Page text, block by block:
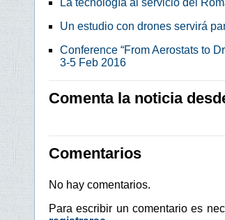
La tecnología al servicio del
Un estudio con drones servirá
Conference “From Aerostats to
3-5 Feb 2016
Comenta la noticia
Comentarios
No hay comentarios.
Para escribir un comentario es